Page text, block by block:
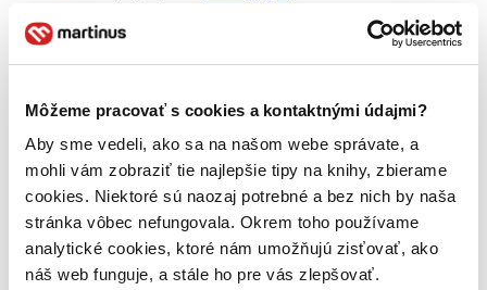
Môžeme pracovať s cookies a kontaktnými údajmi?
Aby sme vedeli, ako sa na našom webe správate, a
mohli vám zobraziť tie najlepšie tipy na knihy, zbierame
cookies. Niektoré sú naozaj potrebné a bez nich by naša
stránka vôbec nefungovala. Okrem toho používame
analytické cookies, ktoré nám umožňujú zisťovať, ako
náš web funguje, a stále ho pre vás zlepšovať.
Vydavateľstvo
brožovaná väzba (1 titul) brožovaná väzba 1
Zúžiť výber
Zoradiť